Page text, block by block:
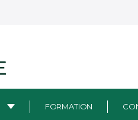
FORMATION